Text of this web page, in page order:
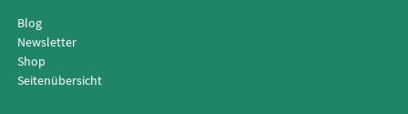
Blog
Newsletter
Shop
Seitenübersicht